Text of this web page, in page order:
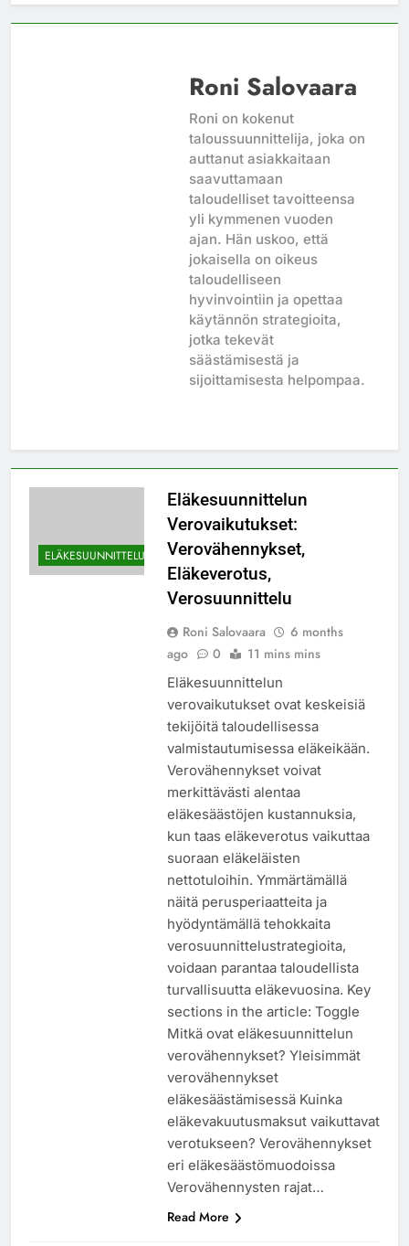
Roni Salovaara
Roni on kokenut
taloussuunnittelija, joka on
auttanut asiakkaitaan
saavuttamaan
taloudelliset tavoitteensa
yli kymmenen vuoden
ajan. Hän uskoo, että
jokaisella on oikeus
taloudelliseen
hyvinvointiin ja opettaa
käytännön strategioita,
jotka tekevät
säästämisestä ja
sijoittamisesta helpompaa.
ELÄKESUUNNITTELU
Eläkesuunnittelun
Verovaikutukset:
Verovähennykset,
Eläkeverotus,
Verosuunnittelu
Roni Salovaara
6 months
ago
0 11 mins mins
Eläkesuunnittelun
verovaikutukset ovat keskeisiä
tekijöitä taloudellisessa
valmistautumisessa eläkeikään.
Verovähennykset voivat
merkittävästi alentaa
eläkesäästöjen kustannuksia,
kun taas eläkeverotus vaikuttaa
suoraan eläkeläisten
nettotuloihin. Ymmärtämällä
näitä perusperiaatteita ja
hyödyntämällä tehokkaita
verosuunnittelustrategioita,
voidaan parantaa taloudellista
turvallisuutta eläkevuosina. Key
sections in the article: Toggle
Mitkä ovat eläkesuunnittelun
verovähennykset? Yleisimmät
verovähennykset
eläkesäästämisessä Kuinka
eläkevakuutusmaksut vaikuttavat
verotukseen? Verovähennykset
eri eläkesäästömuodoissa
Verovähennysten rajat…
Read More